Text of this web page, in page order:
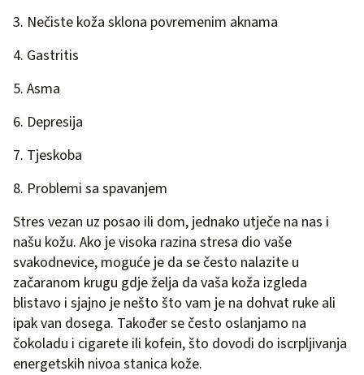
3. Nečiste koža sklona povremenim aknama
4. Gastritis
5. Asma
6. Depresija
7. Tjeskoba
8. Problemi sa spavanjem
Stres vezan uz posao ili dom, jednako utječe na nas i
našu kožu. Ako je visoka razina stresa dio vaše
svakodnevice, moguće je da se često nalazite u
začaranom krugu gdje želja da vaša koža izgleda
blistavo i sjajno je nešto što vam je na dohvat ruke ali
ipak van dosega. Također se često oslanjamo na
čokoladu i cigarete ili kofein, što dovodi do iscrpljivanja
energetskih nivoa stanica kože.